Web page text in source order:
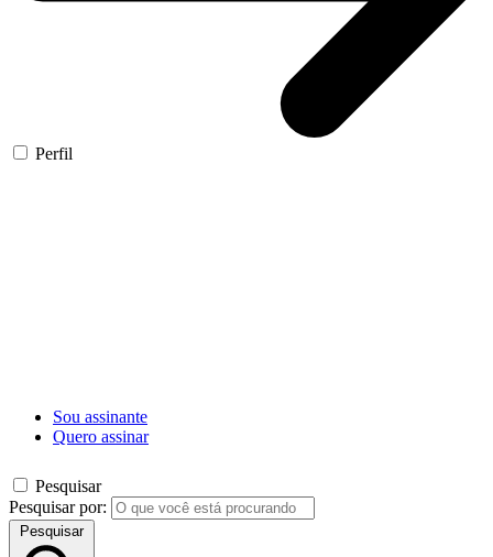
Perfil
Sou assinante
Quero assinar
Pesquisar
Pesquisar por:
Pesquisar